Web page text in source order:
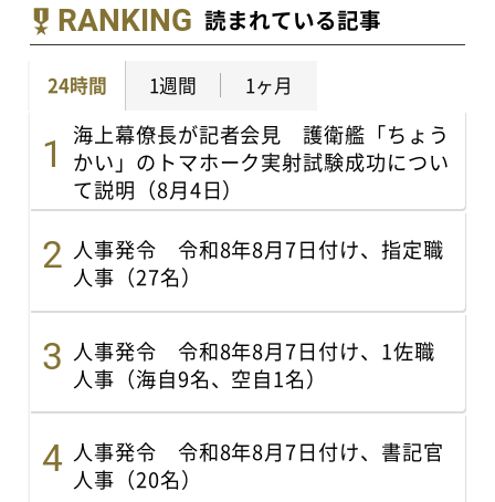
RANKING 読まれている記事
24時間 1週間 1ヶ月
海上幕僚長が記者会見 護衛艦「ちょう
かい」のトマホーク実射試験成功につい
て説明（8月4日）
人事発令 令和8年8月7日付け、指定職
人事（27名）
人事発令 令和8年8月7日付け、1佐職
人事（海自9名、空自1名）
人事発令 令和8年8月7日付け、書記官
人事（20名）